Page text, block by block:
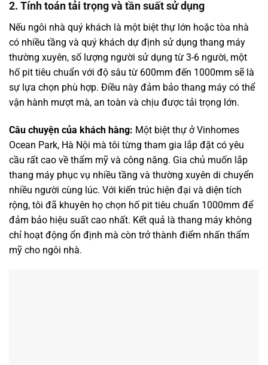
2. Tính toán tải trọng và tần suất sử dụng
Nếu ngôi nhà quý khách là một biệt thự lớn hoặc tòa nhà
có nhiều tầng và quý khách dự định sử dụng thang máy
thường xuyên, số lượng người sử dụng từ 3-6 người, một
hố pit tiêu chuẩn với độ sâu từ 600mm đến 1000mm sẽ là
sự lựa chọn phù hợp. Điều này đảm bảo thang máy có thể
vận hành mượt mà, an toàn và chịu được tải trọng lớn.
Câu chuyện của khách hàng: Một biệt thự ở Vinhomes
Ocean Park, Hà Nội mà tôi từng tham gia lắp đặt có yêu
cầu rất cao về thẩm mỹ và công năng. Gia chủ muốn lắp
thang máy phục vụ nhiều tầng và thường xuyên di chuyển
nhiều người cùng lúc. Với kiến trúc hiện đại và diện tích
rộng, tôi đã khuyên họ chọn hố pit tiêu chuẩn 1000mm để
đảm bảo hiệu suất cao nhất. Kết quả là thang máy không
chỉ hoạt động ổn định mà còn trở thành điểm nhấn thẩm
mỹ cho ngôi nhà.